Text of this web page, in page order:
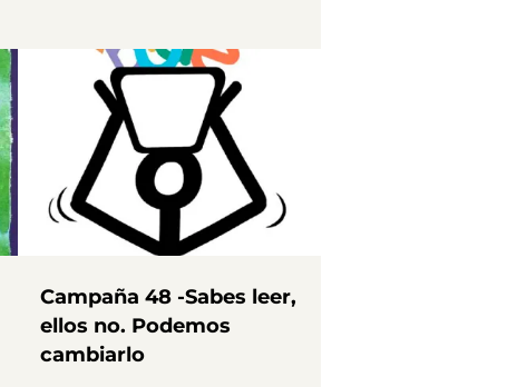
Campaña 48 -Sabes leer,
ellos no. Podemos
cambiarlo